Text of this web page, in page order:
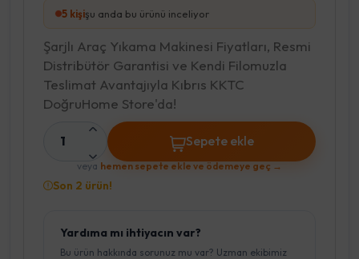
5 kişişu anda bu ürünü inceliyor
Şarjlı Araç Yıkama Makinesi Fiyatları, Resmi
Distribütör Garantisi ve Kendi Filomuzla
Teslimat Avantajıyla Kıbrıs KKTC
DoğruHome Store'da!
1 Sepete ekle
veya hemen sepete ekle ve ödemeye geç →
Son 2 ürün!
Yardıma mı ihtiyacın var?
Bu ürün hakkında sorunuz mu var? Uzman ekibimiz